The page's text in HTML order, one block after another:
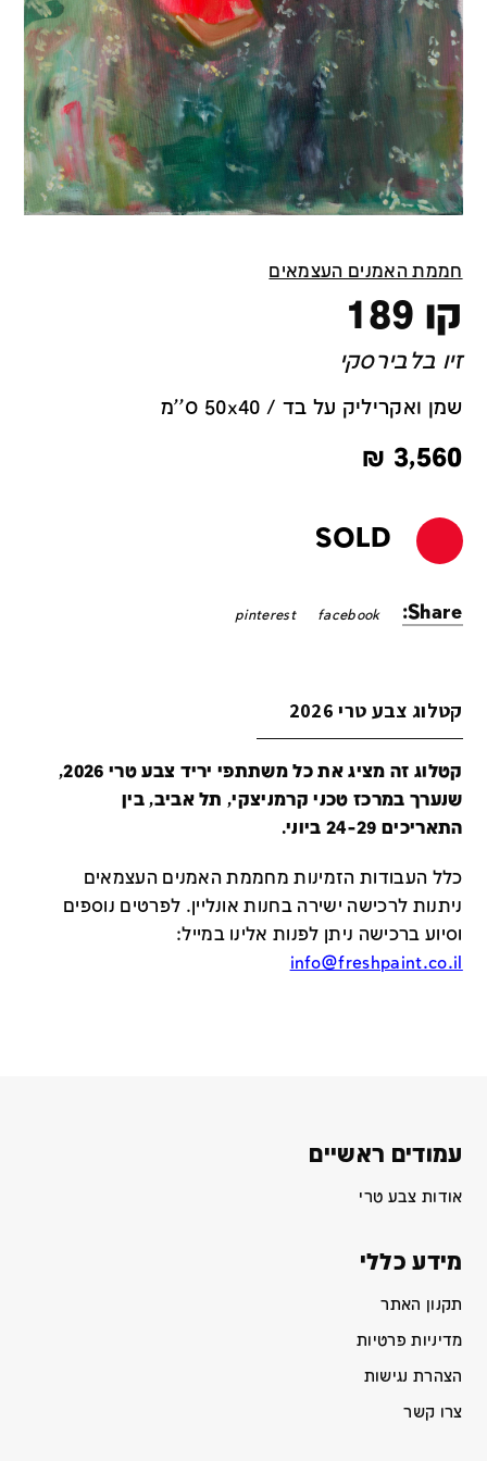
חממת האמנים העצמאים
קו 189
זיו בלבירסקי
שמן ואקריליק על בד / 50x40 ס''מ
3,560
₪
SOLD
Share:
facebook
pinterest
קטלוג צבע טרי 2026
קטלוג זה מציג את כל משתתפי יריד צבע טרי 2026,
שנערך במרכז טכני קרמניצקי, תל אביב, בין
התאריכים 24-29 ביוני.
כלל העבודות הזמינות מחממת האמנים העצמאים
ניתנות לרכישה ישירה בחנות אונליין. לפרטים נוספים
וסיוע ברכישה ניתן לפנות אלינו במייל:
info@freshpaint.co.il
עמודים ראשיים
אודות צבע טרי
מידע כללי
תקנון האתר
מדיניות פרטיות
הצהרת נגישות
צרו קשר